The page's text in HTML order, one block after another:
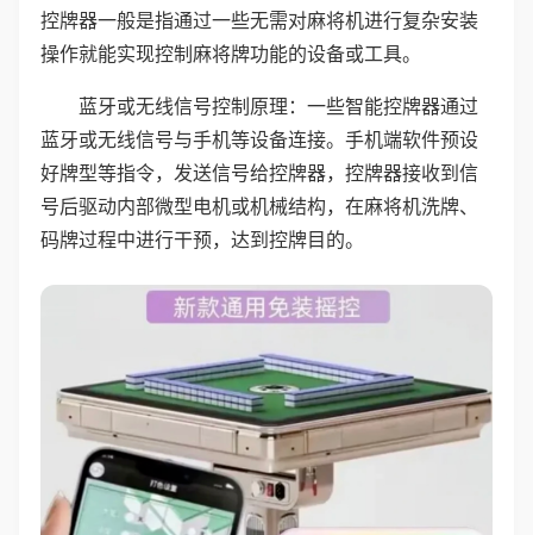
控牌器一般是指通过一些无需对麻将机进行复杂安装
操作就能实现控制麻将牌功能的设备或工具。
蓝牙或无线信号控制原理：一些智能控牌器通过
蓝牙或无线信号与手机等设备连接。手机端软件预设
好牌型等指令，发送信号给控牌器，控牌器接收到信
号后驱动内部微型电机或机械结构，在麻将机洗牌、
码牌过程中进行干预，达到控牌目的。